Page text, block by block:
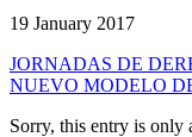
19 January 2017
JORNADAS DE
NUEVO MODELO
Sorry, this entry is only